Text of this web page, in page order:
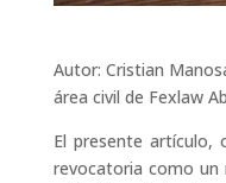
Autor: Cristian
área civil de Fexlaw
El presente artículo,
revocatoria como un